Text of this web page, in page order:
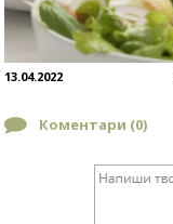
13.04.2022
Коментари (0)